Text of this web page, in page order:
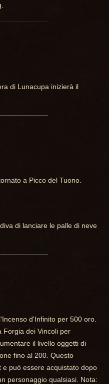
di Lunacupa inizierà il
a Picco del Tuono.
di lanciare le palle di neve
d'Infinito per 500 oro.
Forgia dei Vincoli per
il livello oggetti di
fino al 200. Questo
può essere acquistato dopo
personaggio qualsiasi. Nota: